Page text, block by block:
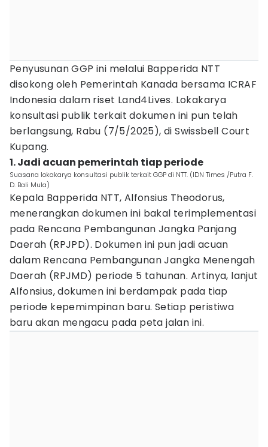
Penyusunan GGP ini melalui Bapperida NTT
disokong oleh Pemerintah Kanada bersama ICRAF
Indonesia dalam riset Land4Lives. Lokakarya
konsultasi publik terkait dokumen ini pun telah
berlangsung, Rabu (7/5/2025), di Swissbell Court
Kupang.
1. Jadi acuan pemerintah tiap periode
Suasana lokakarya konsultasi publik terkait GGP di NTT. (IDN Times /Putra F.
D. Bali Mula)
Kepala Bapperida NTT, Alfonsius Theodorus,
menerangkan dokumen ini bakal terimplementasi
pada Rencana Pembangunan Jangka Panjang
Daerah (RPJPD). Dokumen ini pun jadi acuan
dalam Rencana Pembangunan Jangka Menengah
Daerah (RPJMD) periode 5 tahunan. Artinya, lanjut
Alfonsius, dokumen ini berdampak pada tiap
periode kepemimpinan baru. Setiap peristiwa
baru akan mengacu pada peta jalan ini.